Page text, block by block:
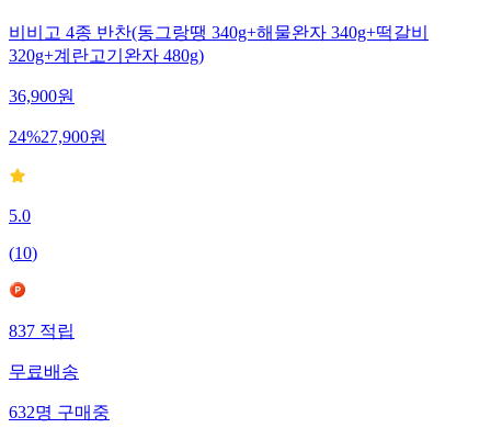
비비고 4종 반찬(동그랑땡 340g+해물완자 340g+떡갈비
320g+계란고기완자 480g)
36,900원
24%27,900원
5.0
(10)
837적립
무료배송
632명구매중